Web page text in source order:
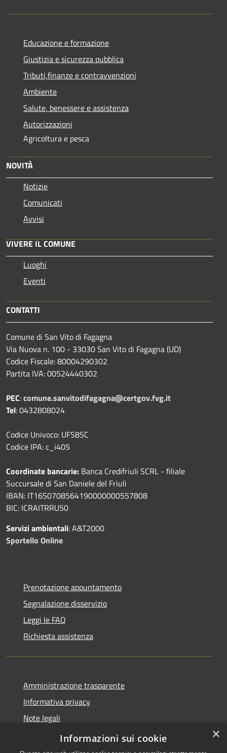
Educazione e formazione
Giustizia e sicurezza pubblica
Tributi,finanze e contravvenzioni
Ambiente
Salute, benessere e assistenza
Autorizzazioni
Agricoltura e pesca
NOVITÀ
Notizie
Comunicati
Avvisi
VIVERE IL COMUNE
Luoghi
Eventi
CONTATTI
Comune di San Vito di Fagagna
Via Nuova n. 100 - 33030 San Vito di Fagagna (UD)
Codice Fiscale: 80004290302
Partita IVA: 00524440302
PEC:comune.sanvitodifagagna@certgov.fvg.it
Tel: 0432808024
Codice Univoco: UFS8SC
Codice IPA: c_i405
Coordinate bancarie: Banca Credifriuli SCRL - filiale
Succursale di San Daniele del Friuli
IBAN: IT16S0708564190000000557808
BIC: ICRAITRRU50
Servizi ambientali: A&T2000
Sportello Online
Prenotazione appuntamento
Segnalazione disservizio
Leggi le FAQ
Richiesta assistenza
Amministrazione trasparente
Informativa privacy
Note legali
Dichiarazione di accessibilità
×
Informazioni sui cookie